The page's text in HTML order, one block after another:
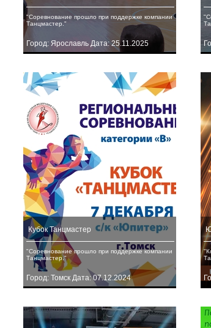
"Соревнование прошло при поддержке компании
Танцмастер."
Город: Ярославль Дата: 25.11.2025
Кубок Танцмастер
"Соревнование прошло при поддержке компании
Танцмастер."
Город: Томск Дата: 07.12.2024